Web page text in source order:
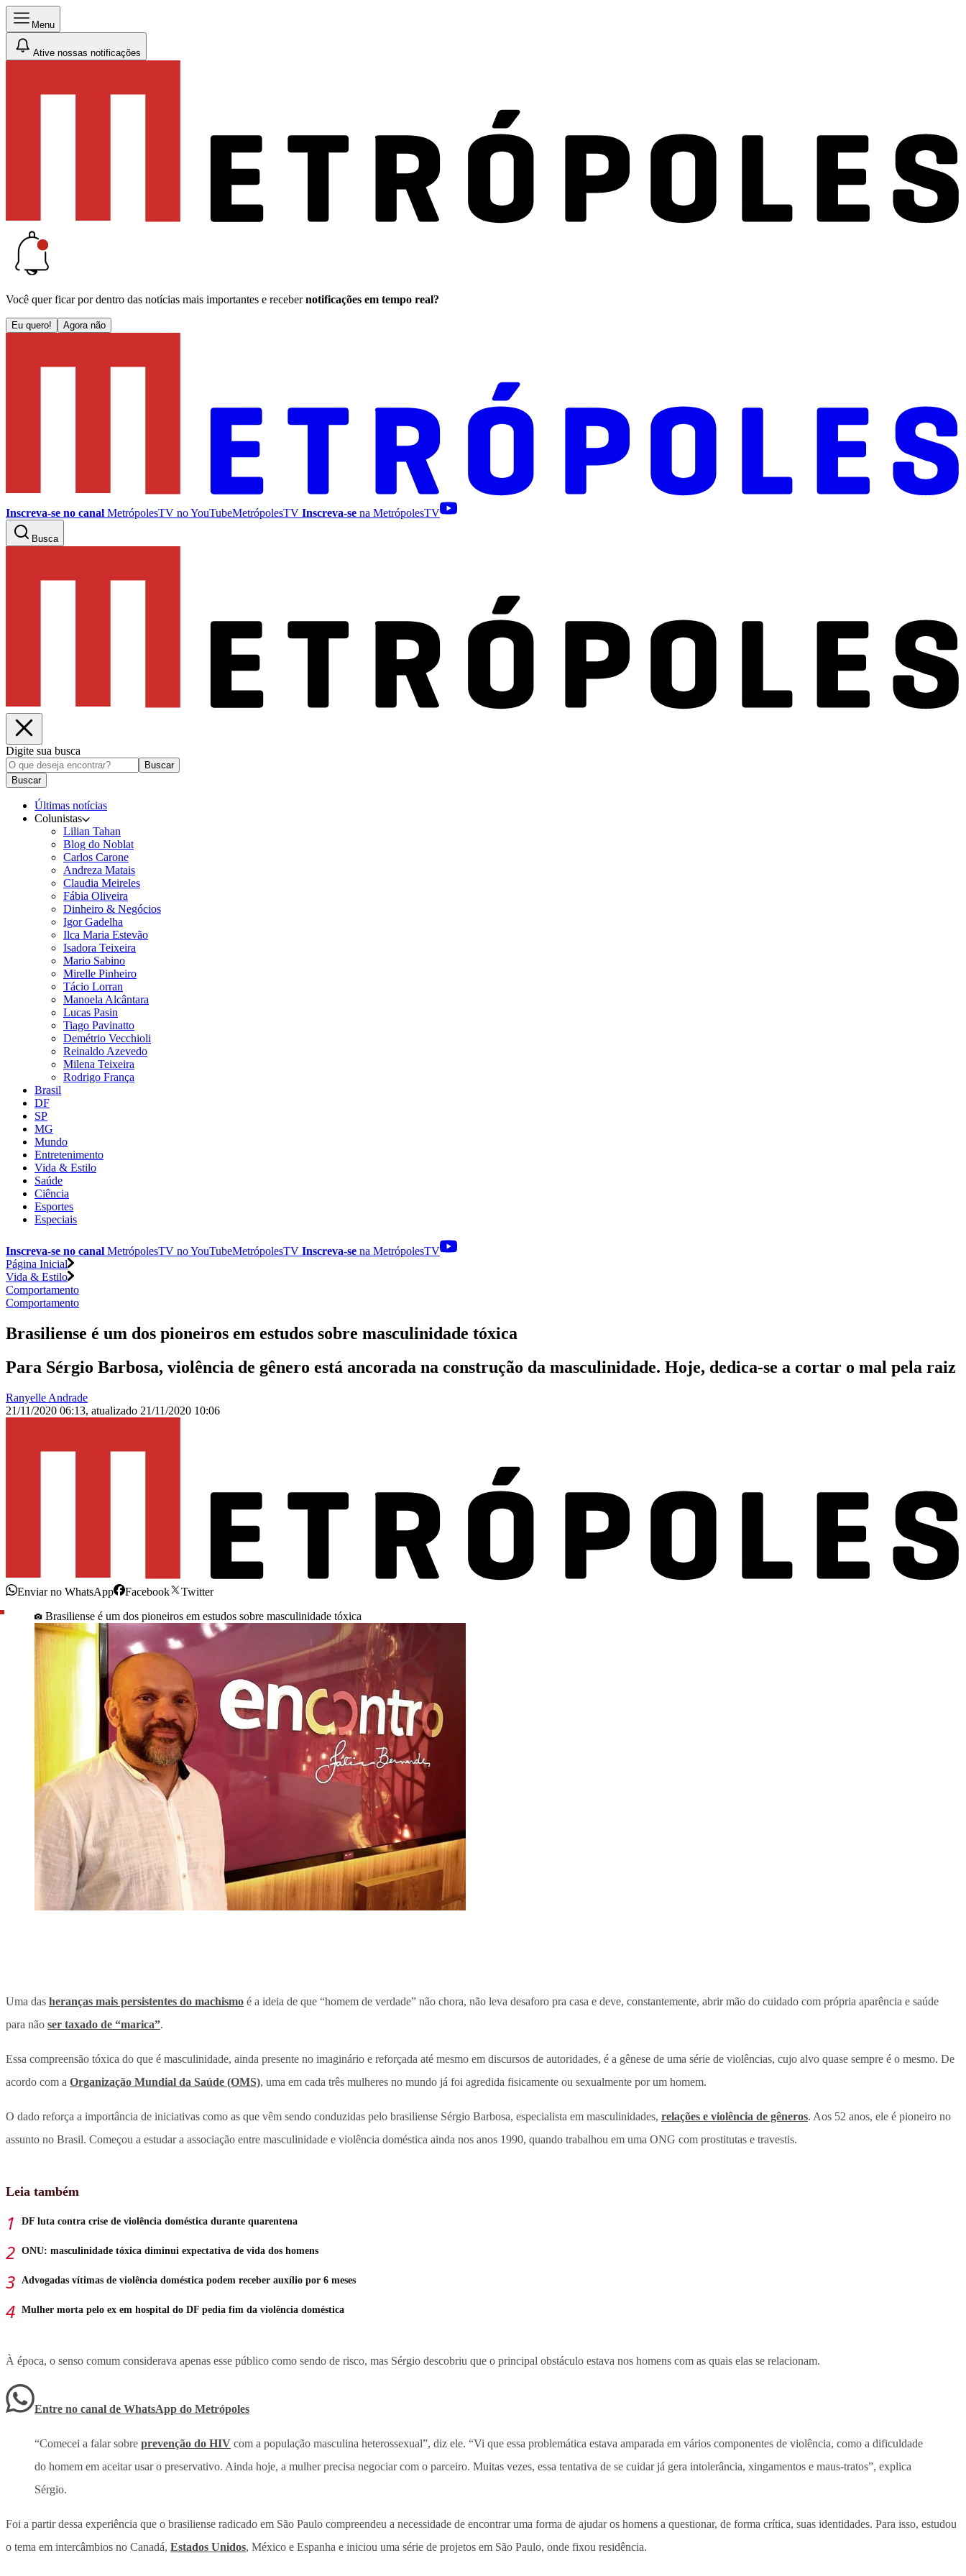
Menu
Ative nossas notificações
Você quer ficar por dentro das notícias mais importantes e receber notificações em tempo real?
Eu quero! Agora não
Inscreva-se no canal MetrópolesTV noYouTubeMetrópolesTV Inscreva-se na MetrópolesTV
Busca
Digite sua busca
Buscar
Buscar
Últimas notícias
Colunistas
Lilian Tahan
Blog do Noblat
Carlos Carone
Andreza Matais
Claudia Meireles
Fábia Oliveira
Dinheiro & Negócios
Igor Gadelha
Ilca Maria Estevão
Isadora Teixeira
Mario Sabino
Mirelle Pinheiro
Tácio Lorran
Manoela Alcântara
Lucas Pasin
Tiago Pavinatto
Demétrio Vecchioli
Reinaldo Azevedo
Milena Teixeira
Rodrigo França
Brasil
DF
SP
MG
Mundo
Entretenimento
Vida & Estilo
Saúde
Ciência
Esportes
Especiais
Inscreva-se no canal MetrópolesTV noYouTubeMetrópolesTV Inscreva-se na MetrópolesTV
Página Inicial
Vida & Estilo
Comportamento
Comportamento
Brasiliense é um dos pioneiros em estudos sobre masculinidade tóxica
Para Sérgio Barbosa, violência de gênero está ancorada na construção da masculinidade. Hoje, dedica-se a cortar o mal pela raiz
Ranyelle Andrade
21/11/2020 06:13, atualizado 21/11/2020 10:06
Enviar no WhatsApp Facebook
Twitter
Brasiliense é um dos pioneiros em estudos sobre masculinidade tóxica
Uma das heranças mais persistentes do machismo é a ideia de que “homem de verdade” não chora, não leva desaforo pra casa e deve, constantemente, abrir mão do cuidado com própria aparência e saúde
para não ser taxado de “marica”.
Essa compreensão tóxica do que é masculinidade, ainda presente no imaginário e reforçada até mesmo em discursos de autoridades, é a gênese de uma série de violências, cujo alvo quase sempre é o mesmo. De
acordo com a Organização Mundial da Saúde (OMS), uma em cada três mulheres no mundo já foi agredida fisicamente ou sexualmente por um homem.
O dado reforça a importância de iniciativas como as que vêm sendo conduzidas pelo brasiliense Sérgio Barbosa, especialista em masculinidades, relações e violência de gêneros. Aos 52 anos, ele é pioneiro no
assunto no Brasil. Começou a estudar a associação entre masculinidade e violência doméstica ainda nos anos 1990, quando trabalhou em uma ONG com prostitutas e travestis.
Leia também
DF luta contra crise de violência doméstica durante quarentena
ONU: masculinidade tóxica diminui expectativa de vida dos homens
Advogadas vítimas de violência doméstica podem receber auxílio por 6 meses
Mulher morta pelo ex em hospital do DF pedia fim da violência doméstica
À época, o senso comum considerava apenas esse público como sendo de risco, mas Sérgio descobriu que o principal obstáculo estava nos homens com as quais elas se relacionam.
Entre no canal de WhatsApp do Metrópoles
“Comecei a falar sobre prevenção do HIV com a população masculina heterossexual”, diz ele. “Vi que essa problemática estava amparada em vários componentes de violência, como a dificuldade
do homem em aceitar usar o preservativo. Ainda hoje, a mulher precisa negociar com o parceiro. Muitas vezes, essa tentativa de se cuidar já gera intolerância, xingamentos e maus-tratos”, explica
Sérgio.
Foi a partir dessa experiência que o brasiliense radicado em São Paulo compreendeu a necessidade de encontrar uma forma de ajudar os homens a questionar, de forma crítica, suas identidades. Para isso, estudou
o tema em intercâmbios no Canadá, Estados Unidos, México e Espanha e iniciou uma série de projetos em São Paulo, onde fixou residência.